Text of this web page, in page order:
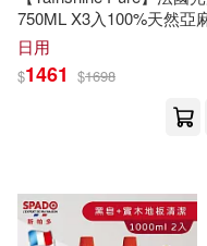
胡偉鋒，張忠亞
英國尤斯伯恩出
河北教育出版社(1)
浙江工商大學出版
750ML X3入100%天然亞
黑皂多功能清潔除垢凝膠(
原裝)
日用
$1461 $1698